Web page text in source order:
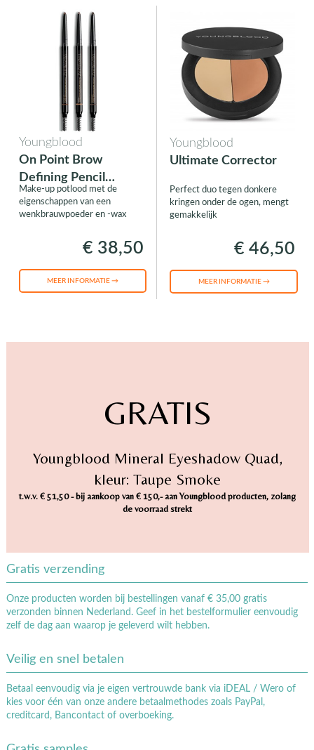
Youngblood
On Point Brow
Defining Pencil
(Sculpting Pencil)
Make-up potlood met de
eigenschappen van een
wenkbrauwpoeder en -wax
€ 38,50
MEER INFORMATIE →
Youngblood
Ultimate Corrector
Perfect duo tegen donkere
kringen onder de ogen, mengt
gemakkelijk
€ 46,50
MEER INFORMATIE →
GRATIS
Youngblood Mineral Eyeshadow Quad,
kleur: Taupe Smoke
t.w.v. € 51,50 - bij aankoop van € 150,- aan Youngblood producten, zolang
de voorraad strekt
Gratis verzending
Onze producten worden bij bestellingen vanaf € 35,00 gratis
verzonden binnen Nederland. Geef in het bestelformulier eenvoudig
zelf de dag aan waarop je geleverd wilt hebben.
Veilig en snel betalen
Betaal eenvoudig via je eigen vertrouwde bank via iDEAL / Wero of
kies voor één van onze andere betaalmethodes zoals PayPal,
creditcard, Bancontact of overboeking.